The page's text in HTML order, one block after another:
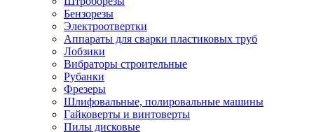
Бензорезы
Электроотвертки
Аппараты для сварки пластиковых труб
Лобзики
Вибраторы строительные
Рубанки
Фрезеры
Шлифовальные, полировальные машины
Гайковерты и винтоверты
Пилы дисковые